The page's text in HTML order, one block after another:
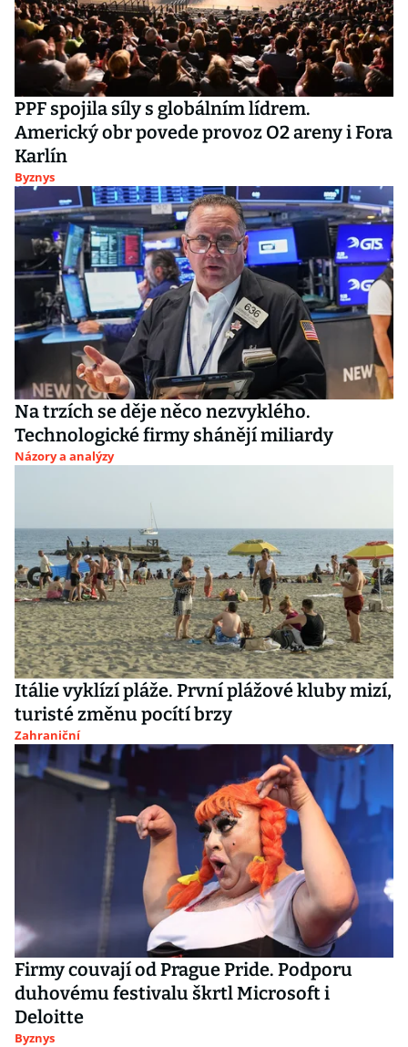
PPF spojila síly s globálním lídrem.
Americký obr povede provoz O2 areny i Fora
Karlín
Byznys
Na trzích se děje něco nezvyklého.
Technologické firmy shánějí miliardy
Názory a analýzy
Itálie vyklízí pláže. První plážové kluby mizí,
turisté změnu pocítí brzy
Zahraniční
Firmy couvají od Prague Pride. Podporu
duhovému festivalu škrtl Microsoft i
Deloitte
Byznys